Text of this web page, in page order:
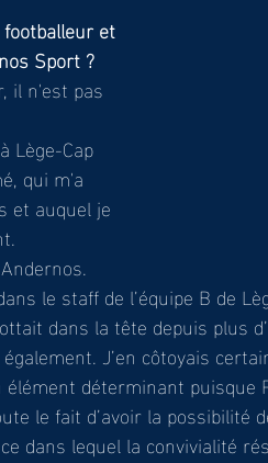
et
Sport ?
il n'est pas
Lège-Cap
qui m'a
et auquel je
le staff de l’équipe B de
dans la tête depuis plus
J’en côtoyais
déterminant puisque
le fait d’avoir la
dans lequel la convivialité